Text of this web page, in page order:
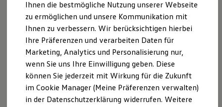
springen
springenENERGY Sondermodelle
Nutzfahrzeuge
SUV und CUV
Familienautos
Kombis
Kompaktwagen
Sportwagen
Schnell verfügbare Fahrzeuge
Angebote und Produkte
Aktuelle Angebote
E-Auto-Förderung
Volkswagen Marktplatz
Copyright (c) 2018, React Community, forked from
React (https://github.com/facebook/react)
Copyright 2013-present, Facebook, Inc.
invariant, Version 2.2.2
Copyright (c) 2016, Andres Suarez
react-transition-group, Version 2.5.2
Copyright (c) 2018 React Community Forked from
Ihnen die bestmögliche Nutzung unserer Webseite
zu ermöglichen und unsere Kommunikation mit
Ihnen zu verbessern. Wir berücksichtigen hierbei
Ihre Präferenzen und verarbeiten Daten für
Marketing, Analytics und Personalisierung nur,
wenn Sie uns Ihre Einwilligung geben. Diese
können Sie jederzeit mit Wirkung für die Zukunft
im Cookie Manager (Meine Präferenzen verwalten)
in der Datenschutzerklärung widerrufen. Weitere